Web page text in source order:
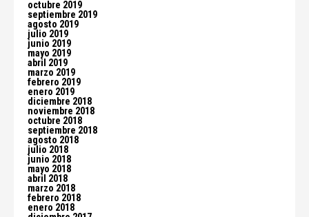
octubre 2019
septiembre 2019
agosto 2019
julio 2019
junio 2019
mayo 2019
abril 2019
marzo 2019
febrero 2019
enero 2019
diciembre 2018
noviembre 2018
octubre 2018
septiembre 2018
agosto 2018
julio 2018
junio 2018
mayo 2018
abril 2018
marzo 2018
febrero 2018
enero 2018